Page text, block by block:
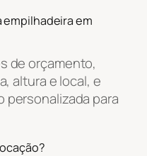
empilhadeira em
de orçamento,
altura e local, e
personalizada para